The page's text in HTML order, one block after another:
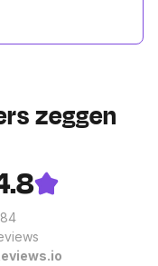
zeggen